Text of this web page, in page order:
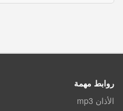
روابط مهمة
الأذان mp3